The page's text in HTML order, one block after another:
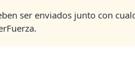
ser enviados junto con